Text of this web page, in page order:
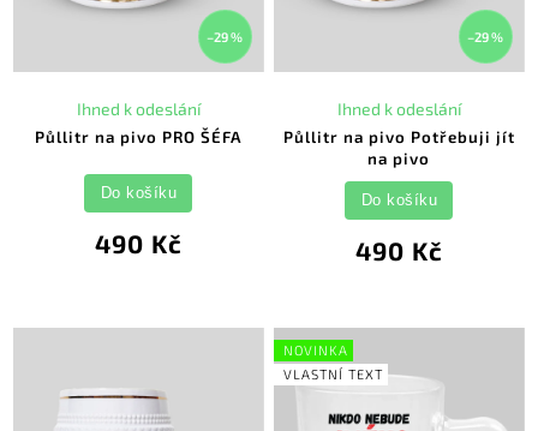
–29 %
Půllitr na pivo PRO ŠÉFA
Ihned k odeslání
490 Kč
Do košíku
–29 %
Půllitr na pivo Potřebuji jít
na pivo
Ihned k odeslání
490 Kč
Do košíku
NOVINKA
VLASTNÍ TEXT